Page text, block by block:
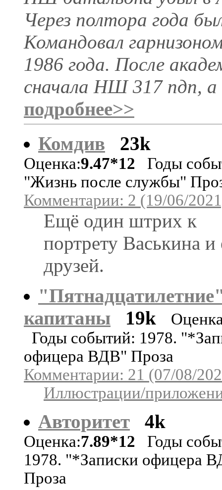
Через полтора года
Командовал
1986 года. После
сначала НШ 317 пдп,
подробнее>>
Комдив
23k
Оценка:9.47*12 Годы
"Жизнь после службы"
Комментарии: 2 (19/06/
Ещё один штрих к
портрету Васькина и
друзей.
капитаны
19k
Годы событий: 1978.
офицера ВДВ" Проза
Комментарии: 21 (07/08/
Иллюстрации/
Авторитет 4k
Оценка:7.89*12 Годы
1978. "*Записки офицера
Проза